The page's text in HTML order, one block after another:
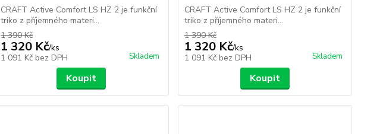
CRAFT Active Comfort LS HZ 2 je funkční
triko z příjemného materi...
1 390 Kč
1 320 Kč/ks
1 091 Kč bez DPH Skladem
Koupit
CRAFT Active Comfort LS HZ 2 je funkční
triko z příjemného materi...
1 390 Kč
1 320 Kč/ks
1 091 Kč bez DPH Skladem
Koupit